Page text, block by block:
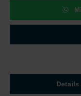
Details